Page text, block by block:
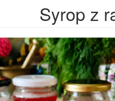
Syrop z